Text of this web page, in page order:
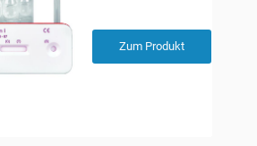
Zum Produkt